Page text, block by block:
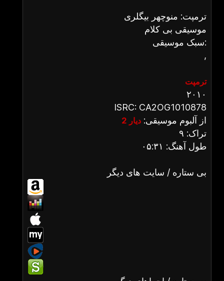
ترمپت: منوچهر بیگلری
موسیقی بی کلام
سبک موسیقی:
,
ترمپت
۲۰۱۰
ISRC: CA2OG1010878
از آلبوم موسیقی: دیار 2
تراک: ۹
طول آهنگ: ۰۵:۳۱
بی ستاره / سایت های دیگر